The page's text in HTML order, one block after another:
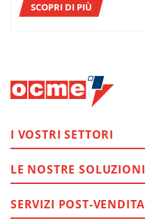
SCOPRI DI PIÙ
I VOSTRI SETTORI
LE NOSTRE SOLUZIONI
SERVIZI POST-VENDITA